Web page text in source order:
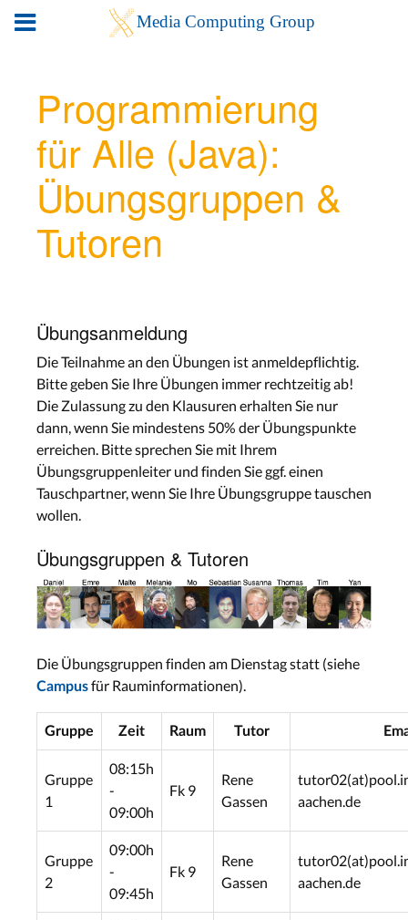
Programmierung
für Alle (Java):
Übungsgruppen &
Tutoren
Übungsanmeldung
Die Teilnahme an den Übungen ist anmeldepflichtig.
Bitte geben Sie Ihre Übungen immer rechtzeitig ab!
Die Zulassung zu den Klausuren erhalten Sie nur
dann, wenn Sie mindestens 50% der Übungspunkte
erreichen. Bitte sprechen Sie mit Ihrem
Übungsgruppenleiter und finden Sie ggf. einen
Tauschpartner, wenn Sie Ihre Übungsgruppe tauschen
wollen.
Übungsgruppen & Tutoren
Die Übungsgruppen finden am Dienstag statt (siehe
Campusfür Rauminformationen).
Gruppe Zeit Raum Tutor
Gruppe
1
08:15h
-
09:00h
Fk 9
Rene
Gassen
aachen.de
Gruppe
2
09:00h
-
09:45h
Fk 9
Rene
Gassen
aachen.de